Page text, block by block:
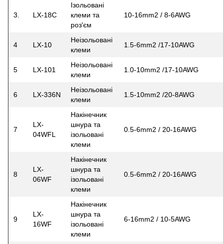
3. LX-18C
Ізольовані
клеми та
роз'єм
10-16mm2 / 8-6AWG
4 LX-10
Неізольовані
клеми
1.5-6mm2 /17-10AWG
5 LX-101
Неізольовані
клеми
1.0-10mm2 /17-10AWG
6 LX-336N
Неізольовані
клеми
1.5-10mm2 /20-8AWG
7
LX-
04WFL
Накінечник
шнура та
ізольовані
клеми
0.5-6mm2 / 20-16AWG
8
LX-
06WF
Накінечник
шнура та
ізольовані
клеми
0.5-6mm2 / 20-16AWG
9
LX-
16WF
Накінечник
шнура та
ізольовані
клеми
6-16mm2 / 10-5AWG